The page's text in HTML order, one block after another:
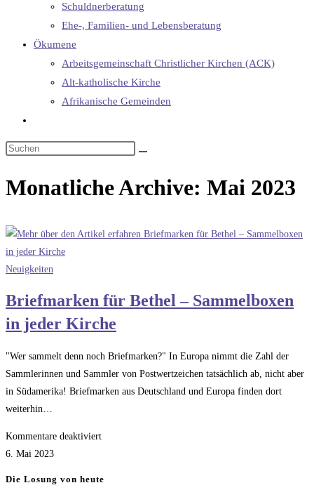
Schuldnerberatung
Ehe-, Familien- und Lebensberatung
Ökumene
Arbeitsgemeinschaft Christlicher Kirchen (ACK)
Alt-katholische Kirche
Afrikanische Gemeinden
umschalten
Monatliche Archive: Mai 2023
Neuigkeiten
Briefmarken für Bethel – Sammelboxen
in jeder Kirche
"Wer sammelt denn noch Briefmarken?" In Europa nimmt die Zahl der
Sammlerinnen und Sammler von Postwertzeichen tatsächlich ab, nicht aber
in Südamerika! Briefmarken aus Deutschland und Europa finden dort
weiterhin…
Kommentare deaktiviertfür
6. Mai 2023
Die Losung von heute